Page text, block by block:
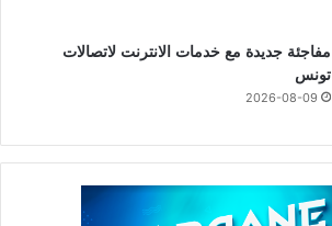
مفاجئة جديدة مع خدمات الانترنت لاتصالات
تونس
2026-08-09